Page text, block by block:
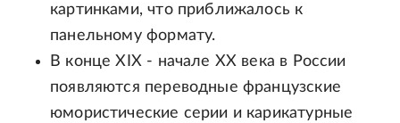
картинками, что приближалось к
панельному формату.
В конце XIX - начале XX века в России
появляются переводные французские
юмористические серии и карикатурные